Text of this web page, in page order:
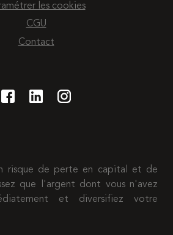
les cookies
CGU
Contact
risque de perte en capital et de
que l'argent dont vous n'avez
et diversifiez votre